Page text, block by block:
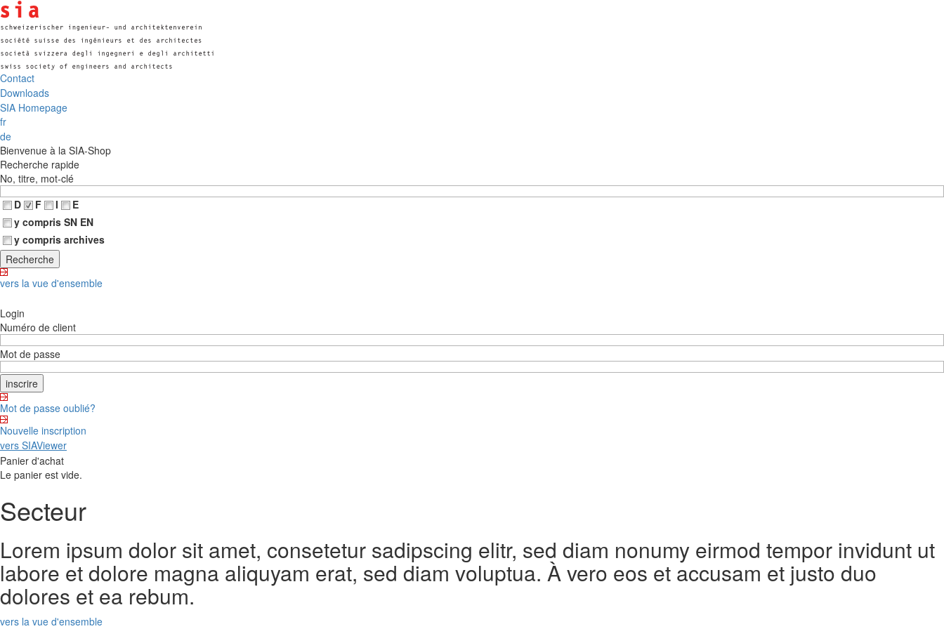
Contact
Downloads
SIA Homepage
fr
de
Bienvenue à la SIA-Shop
Recherche rapide
No, titre, mot-clé
D
F I
E
y compris SN EN
y compris archives
vers la vue d'ensemble
Login
Numéro de client
Mot de passe
Mot de passe oublié?
Nouvelle inscription
vers SIAViewer
Panier d'achat
Le panier est vide.
Secteur
Lorem ipsum dolor sit amet, consetetur sadipscing elitr, sed diam nonumy eirmod tempor invidunt ut
labore et dolore magna aliquyam erat, sed diam voluptua. À vero eos et accusam et justo duo
dolores et ea rebum.
vers la vue d'ensemble